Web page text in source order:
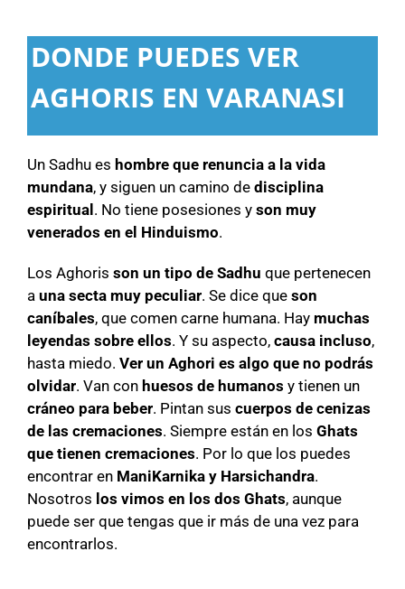
DONDE PUEDES VER
AGHORIS EN VARANASI
Un Sadhu es hombre que renuncia a la vida
mundana, y siguen un camino de disciplina
espiritual . No tiene posesiones y son muy
venerados en el Hinduismo.
Los Aghoris son un tipo de Sadhu que pertenecen
a una secta muy peculiar. Se dice que son
caníbales, que comen carne humana. Hay muchas
leyendas sobre ellos. Y su aspecto, causa incluso,
hasta miedo. Ver un Aghori es algo que no podrás
olvidar. Van con huesos de humanos y tienen un
cráneo para beber. Pintan sus cuerpos de cenizas
de las cremaciones. Siempre están en los Ghats
que tienen cremaciones. Por lo que los puedes
encontrar en ManiKarnika y Harsichandra.
Nosotros los vimos en los dos Ghats, aunque
puede ser que tengas que ir más de una vez para
encontrarlos.